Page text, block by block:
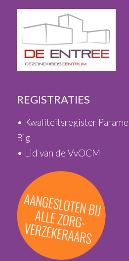
REGISTRATIES
• Kwaliteitsregister
Big
• Lid van de VvOCM